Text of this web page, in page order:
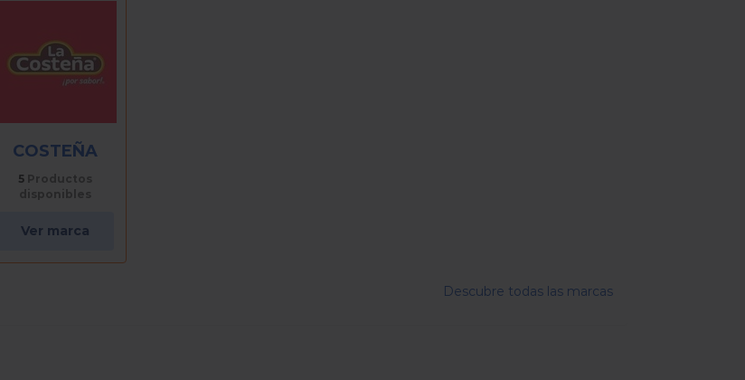
COSTEÑA
5
Ver marca
Descubre todas las marcas